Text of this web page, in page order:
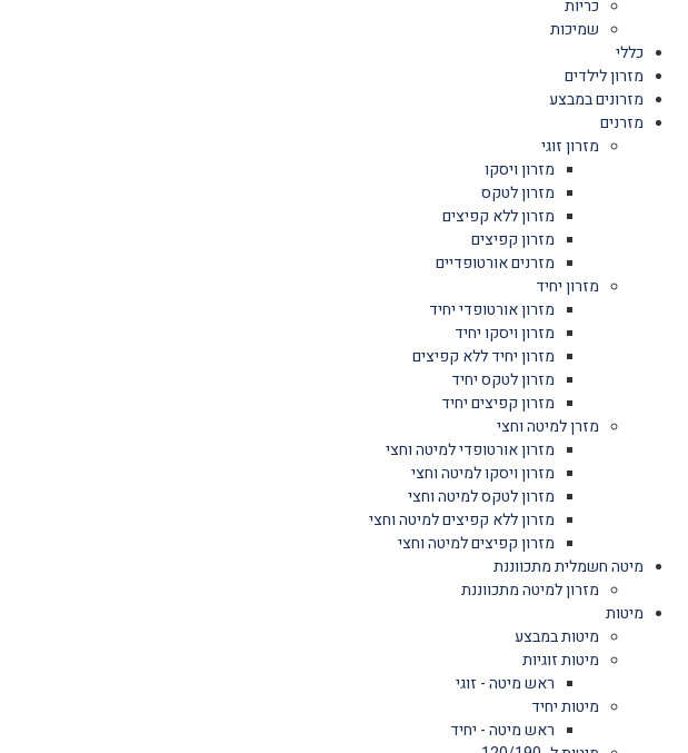
כריות
שמיכות
כללי
מזרון לילדים
מזרונים במבצע
מזרנים
מזרון זוגי
מזרון ויסקו
מזרון לטקס
מזרון ללא קפיצים
מזרון קפיצים
מזרנים אורטופדיים
מזרון יחיד
מזרון אורטופדי יחיד
מזרון ויסקו יחיד
מזרון יחיד ללא קפיצים
מזרון לטקס יחיד
מזרון קפיצים יחיד
מזרן למיטה וחצי
מזרון אורטופדי למיטה וחצי
מזרון ויסקו למיטה וחצי
מזרון לטקס למיטה וחצי
מזרון ללא קפיצים למיטה וחצי
מזרון קפיצים למיטה וחצי
מיטה חשמלית מתכווננת
מזרון למיטה מתכווננת
מיטות
מיטות במבצע
מיטות זוגיות
ראש מיטה - זוגי
מיטות יחיד
ראש מיטה - יחיד